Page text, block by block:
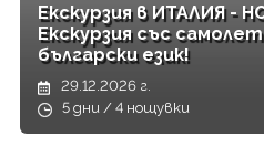
Екскурзия в ИТАЛИЯ -
Екскурзия със
български език!
29.12.2026 г.
5 дни / 4 нощувки